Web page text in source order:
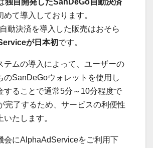
めて導入しております。
動決済を導入した販売はおそら
が日本初です。
テムの導入によって、ユーザーの
のSanDeGoウォレットを使用し
することで通常5分～10分程度で
完了するため、サービスの利便性
たします。
会にAlphaAdServiceをご利用下